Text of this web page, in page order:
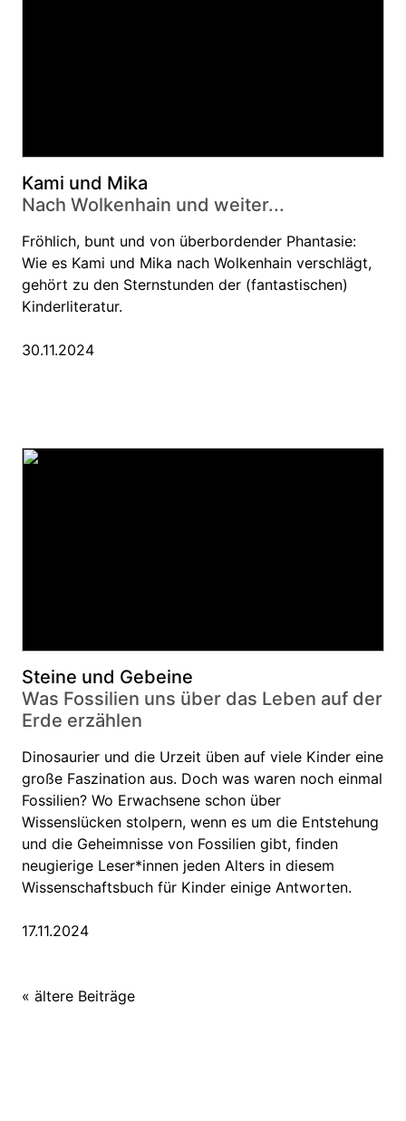
Kami und Mika
Nach Wolkenhain und weiter...
Fröhlich, bunt und von überbordender Phantasie:
Wie es Kami und Mika nach Wolkenhain verschlägt,
gehört zu den Sternstunden der (fantastischen)
Kinderliteratur.
30.11.2024
Steine und Gebeine
Was Fossilien uns über das Leben auf der
Erde erzählen
Dinosaurier und die Urzeit üben auf viele Kinder eine
große Faszination aus. Doch was waren noch einmal
Fossilien? Wo Erwachsene schon über
Wissenslücken stolpern, wenn es um die Entstehung
und die Geheimnisse von Fossilien gibt, finden
neugierige Leser*innen jeden Alters in diesem
Wissenschaftsbuch für Kinder einige Antworten.
17.11.2024
« ältere Beiträge